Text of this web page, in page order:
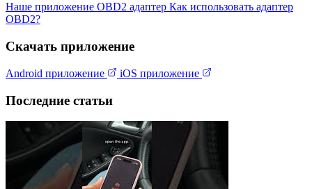
Наше приложение OBD2 адаптер Как использовать адаптер
OBD2?
Скачать приложение
Android приложение iOS приложение
Последние статьи